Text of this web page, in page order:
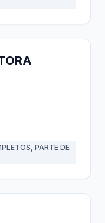
PARTE DE